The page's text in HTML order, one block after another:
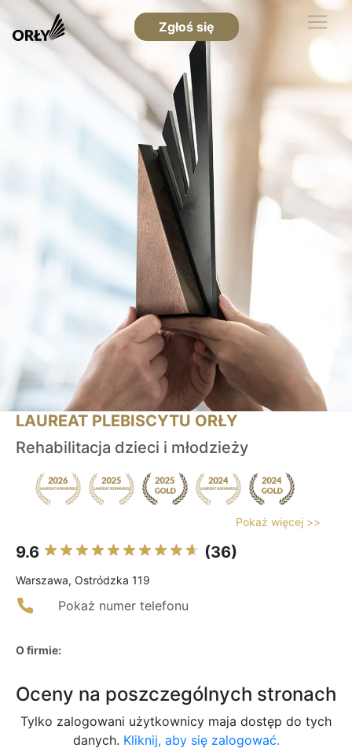
Zgłoś się
LAUREAT PLEBISCYTU ORŁY
Rehabilitacja dzieci i młodzieży
Pokaż więcej >>
9.6 (36)
Warszawa, Ostródzka 119
Pokaż numer telefonu
O firmie:
Oceny na poszczególnych stronach
Tylko zalogowani użytkownicy maja dostęp do tych
danych. Kliknij, aby się zalogować.